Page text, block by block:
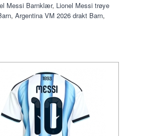
Messi Barnklær, Lionel Messi trøye
, Argentina VM 2026 drakt Barn,